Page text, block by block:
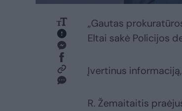
„Gautas
Eltai sakė Policijos
Įvertinus
R. Žemaitaitis